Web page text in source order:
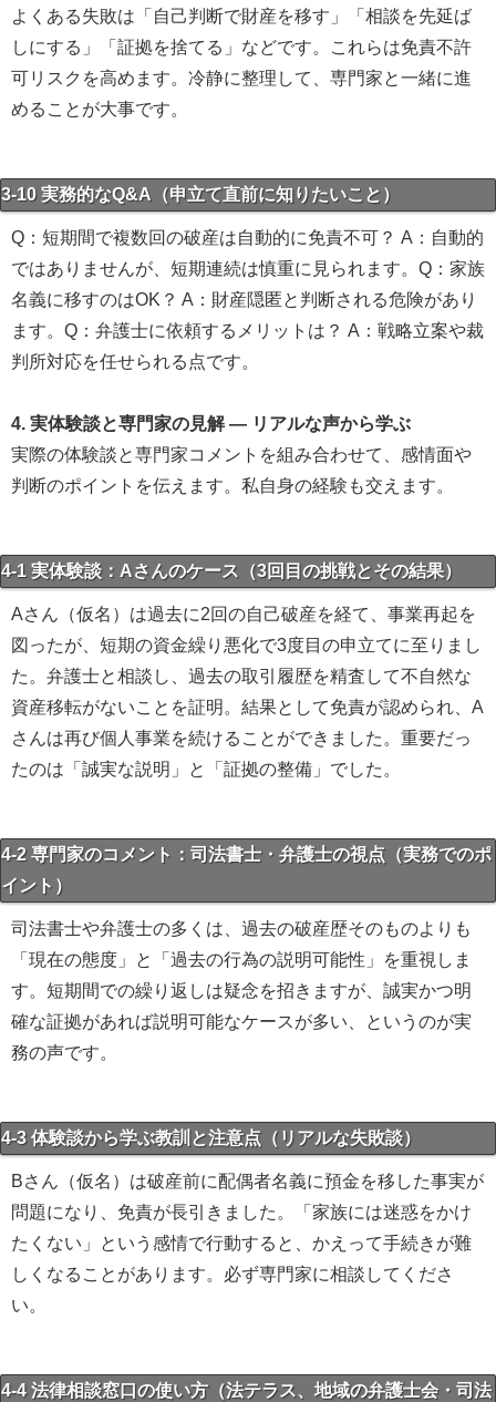
よくある失敗は「自己判断で財産を移す」「相談を先延ば
しにする」「証拠を捨てる」などです。これらは免責不許
可リスクを高めます。冷静に整理して、専門家と一緒に進
めることが大事です。
3-10 実務的なQ&A（申立て直前に知りたいこと）
Q：短期間で複数回の破産は自動的に免責不可？ A：自動的
ではありませんが、短期連続は慎重に見られます。Q：家族
名義に移すのはOK？ A：財産隠匿と判断される危険があり
ます。Q：弁護士に依頼するメリットは？ A：戦略立案や裁
判所対応を任せられる点です。
4. 実体験談と専門家の見解 — リアルな声から学ぶ
実際の体験談と専門家コメントを組み合わせて、感情面や
判断のポイントを伝えます。私自身の経験も交えます。
4-1 実体験談：Aさんのケース（3回目の挑戦とその結果）
Aさん（仮名）は過去に2回の自己破産を経て、事業再起を
図ったが、短期の資金繰り悪化で3度目の申立てに至りまし
た。弁護士と相談し、過去の取引履歴を精査して不自然な
資産移転がないことを証明。結果として免責が認められ、A
さんは再び個人事業を続けることができました。重要だっ
たのは「誠実な説明」と「証拠の整備」でした。
4-2 専門家のコメント：司法書士・弁護士の視点（実務でのポ
イント）
司法書士や弁護士の多くは、過去の破産歴そのものよりも
「現在の態度」と「過去の行為の説明可能性」を重視しま
す。短期間での繰り返しは疑念を招きますが、誠実かつ明
確な証拠があれば説明可能なケースが多い、というのが実
務の声です。
4-3 体験談から学ぶ教訓と注意点（リアルな失敗談）
Bさん（仮名）は破産前に配偶者名義に預金を移した事実が
問題になり、免責が長引きました。「家族には迷惑をかけ
たくない」という感情で行動すると、かえって手続きが難
しくなることがあります。必ず専門家に相談してくださ
い。
4-4 法律相談窓口の使い方（法テラス、地域の弁護士会・司法